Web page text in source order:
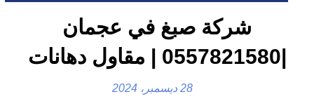
شركة صبغ في عجمان
|0557821580 | مقاول دهانات
28 ديسمبر، 2024